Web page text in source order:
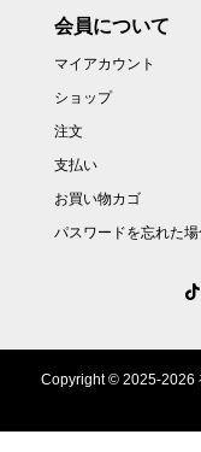
会員について
マイアカウント
ショップ
注文
支払い
お買い物カゴ
パスワードを忘れた
Copyright © 2025-2026